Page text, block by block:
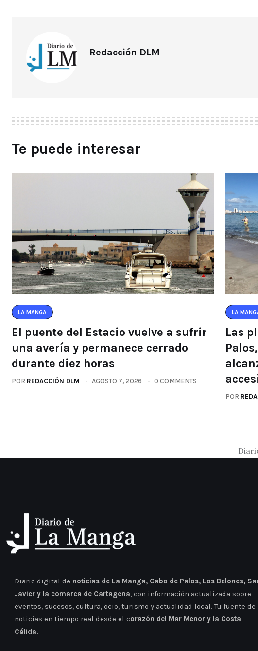
Redacción DLM
Te puede interesar
LA MANGA
El puente del Estacio vuelve a sufrir
una avería y permanece cerrado
durante diez horas
POR REDACCIÓN DLM AGOSTO 7, 2026 0 COMMENTS
LA
Las
POR
Diario digital de noticias de La Manga, Cabo de Palos, Los Belones,
Javier y la comarca de Cartagena, con información actualizada sobre
eventos, sucesos, cultura, ocio, turismo y actualidad local. Tu fuente de
noticias en tiempo real desde el corazón del Mar Menor y la Costa
Cálida.